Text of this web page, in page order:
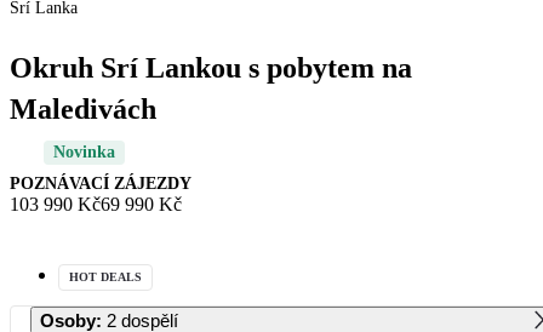
Srí Lanka
Okruh Srí Lankou s pobytem na
Maledivách
Novinka
POZNÁVACÍ ZÁJEZDY
103 990 Kč69 990 Kč
HOT DEALS
Osoby: 2 dospělí